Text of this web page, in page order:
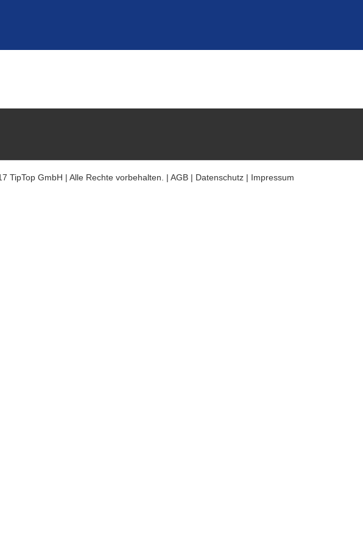
TipTop GmbH | Alle Rechte vorbehalten. | AGB| Datenschutz| Impressum